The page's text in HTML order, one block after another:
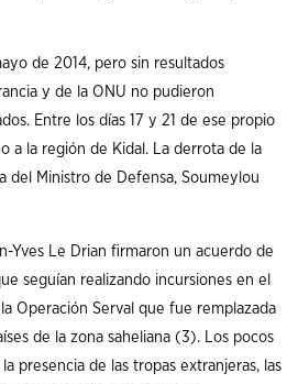
de 2014, pero sin resultados
y de la ONU no pudieron
Entre los días 17 y 21 de ese propio
a la región de Kidal. La derrota de la
del Ministro de Defensa, Soumeylou
Yves Le Drian firmaron un acuerdo de
seguían realizando incursiones en el
Operación Serval que fue remplazada
de la zona saheliana (3). Los pocos
presencia de las tropas extranjeras, las